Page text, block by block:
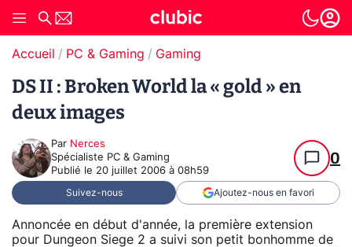
Accueil PC & Gaming Gaming
DS II : Broken World la « gold » en
deux images
Par Nerces
Spécialiste PC & Gaming
Publié le 20 juillet 2006 à 08h59
0
Suivez-nous Ajoutez-nous en favori
Annoncée en début d'année, la première extension
pour Dungeon Siege 2 a suivi son petit bonhomme de